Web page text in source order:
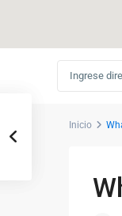
Inicio